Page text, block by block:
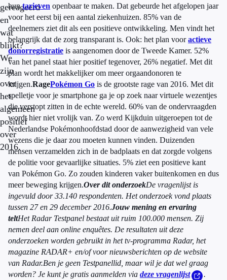
gereageerd
en
wat
blijkt?
We
zijn
over
het
algemeen
positief
over
2016.
huntarieven openbaar te maken. Dat gebeurde het afgelopen jaar
voor het eerst bij een aantal ziekenhuizen. 85% van de
deelnemers ziet dit als een positieve ontwikkeling. Men vindt het
belangrijk dat de zorg transparant is. Ook: het plan vooractieve
donorregistratie is aangenomen door de Tweede Kamer. 52%
van het panel staat hier positief tegenover, 26% negatief. Met dit
plan wordt het makkelijker om meer orgaandonoren te
krijgen.RagePokémon Go is de grootste rage van 2016. Met dit
spelletje voor je smartphone ga je op zoek naar virtuele wezentjes
die verstopt zitten in de echte wereld. 60% van de ondervraagden
wordt hier niet vrolijk van. Zo werd Kijkduin uitgeroepen tot de
Nederlandse Pokémonhoofdstad door de aanwezigheid van vele
wezens die je daar zou moeten kunnen vinden. Duizenden
mensen verzamelden zich in de badplaats en dat zorgde volgens
de politie voor gevaarlijke situaties. 5% ziet een positieve kant
van Pokémon Go. Zo zouden kinderen vaker buitenkomen en dus
meer beweging krijgen.Over dit onderzoekDe vragenlijst is
ingevuld door 33.140 respondenten. Het onderzoek vond plaats
tussen 27 en 29 december 2016.Jouw mening en ervaring
teltHet Radar Testpanel bestaat uit ruim 100.000 mensen. Zij
nemen deel aan online enquêtes. De resultaten uit deze
onderzoeken worden gebruikt in het tv-programma Radar, het
magazine RADAR+ en/of voor nieuwsberichten op de website
van Radar.Ben je geen Testpanellid, maar wil je dat wel graag
worden? Je kunt je gratis aanmelden via deze vragenlijst .